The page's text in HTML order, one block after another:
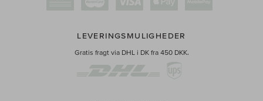
LEVERINGSMULIGHEDER
Gratis fragt via DHL i DK fra 450 DKK.